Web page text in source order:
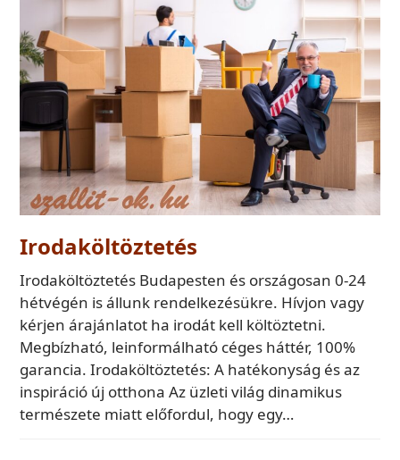
Irodaköltöztetés
Irodaköltöztetés Budapesten és országosan 0-24
hétvégén is állunk rendelkezésükre. Hívjon vagy
kérjen árajánlatot ha irodát kell költöztetni.
Megbízható, leinformálható céges háttér, 100%
garancia. Irodaköltöztetés: A hatékonyság és az
inspiráció új otthona Az üzleti világ dinamikus
természete miatt előfordul, hogy egy…